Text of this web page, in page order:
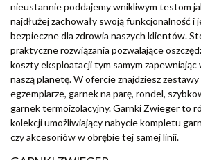
nieustannie poddajemy wnikliwym testom
najdłużej zachowały swoją funkcjonalność i
bezpieczne dla zdrowia naszych klientów.
praktyczne rozwiązania pozwalające
koszty eksploatacji tym samym zapewniając
naszą planetę. W ofercie znajdziesz
egzemplarze, garnek na parę, rondel,
garnek termoizolacyjny. Garnki Zwieger to
kolekcji umożliwiający nabycie kompletu
czy akcesoriów w obrębie tej samej linii.